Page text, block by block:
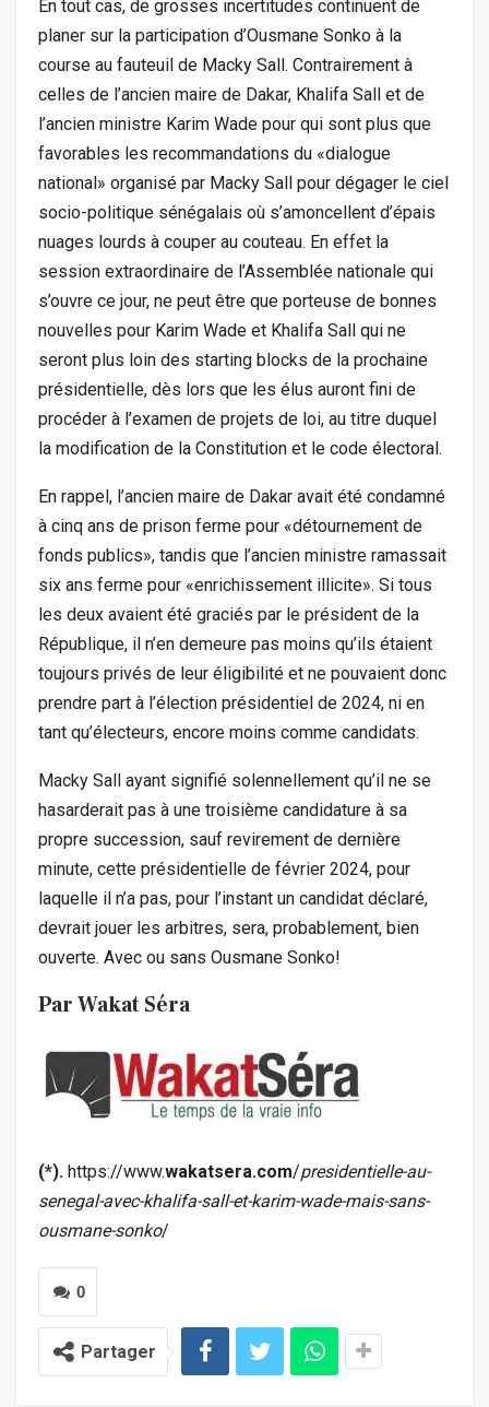
En tout cas, de grosses incertitudes continuent de
planer sur la participation d’Ousmane Sonko à la
course au fauteuil de Macky Sall. Contrairement à
celles de l’ancien maire de Dakar, Khalifa Sall et de
l’ancien ministre Karim Wade pour qui sont plus que
favorables les recommandations du «dialogue
national» organisé par Macky Sall pour dégager le ciel
socio-politique sénégalais où s’amoncellent d’épais
nuages lourds à couper au couteau. En effet la
session extraordinaire de l’Assemblée nationale qui
s’ouvre ce jour, ne peut être que porteuse de bonnes
nouvelles pour Karim Wade et Khalifa Sall qui ne
seront plus loin des starting blocks de la prochaine
présidentielle, dès lors que les élus auront fini de
procéder à l’examen de projets de loi, au titre duquel
la modification de la Constitution et le code électoral.
En rappel, l’ancien maire de Dakar avait été condamné
à cinq ans de prison ferme pour «détournement de
fonds publics», tandis que l’ancien ministre ramassait
six ans ferme pour «enrichissement illicite». Si tous
les deux avaient été graciés par le président de la
République, il n’en demeure pas moins qu’ils étaient
toujours privés de leur éligibilité et ne pouvaient donc
prendre part à l’élection présidentiel de 2024, ni en
tant qu’électeurs, encore moins comme candidats.
Macky Sall ayant signifié solennellement qu’il ne se
hasarderait pas à une troisième candidature à sa
propre succession, sauf revirement de dernière
minute, cette présidentielle de février 2024, pour
laquelle il n’a pas, pour l’instant un candidat déclaré,
devrait jouer les arbitres, sera, probablement, bien
ouverte. Avec ou sans Ousmane Sonko!
Par Wakat Séra
(*). https://www.wakatsera.com/presidentielle-au-
senegal-avec-khalifa-sall-et-karim-wade-mais-sans-
ousmane-sonko/
0
Partager